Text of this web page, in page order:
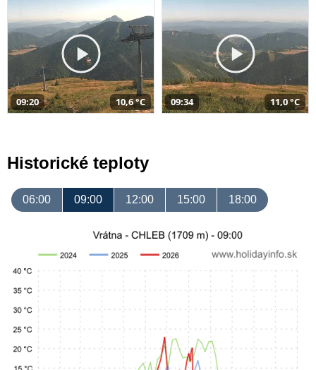
09:20 10,6 °C 09:34 11,0 °C
Historické teploty
06:00 09:00 12:00 15:00 18:00